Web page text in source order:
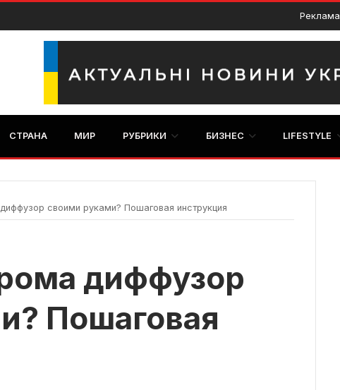
Реклама
СТРАНА МИР РУБРИКИ БИЗНЕС LIFESTYLE
своими руками? Пошаговая инструкция
диффузор
Пошаговая